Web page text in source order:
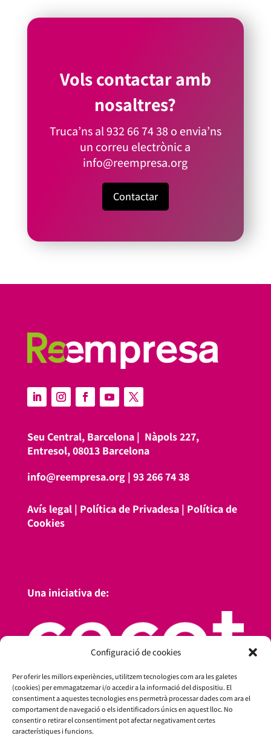
Configuració de cookies
Per oferir les millors experiències, utilitzem tecnologies com ara les galetes
(cookies) per emmagatzemar i/o accedir a la informació del dispositiu. El
consentiment a aquestes tecnologies ens permetrà processar dades com ara el
comportament de navegació o els identificadors únics en aquest lloc. No
consentir o retirar el consentiment pot afectar negativament certes
característiques i funcions.
Vols contactar amb
nosaltres?
Truca’ns al932 66 74 38o envia’ns
un correu electrònic a
info@reempresa.org
Contactar
Seu Central, Barcelona | Nàpols 227,
Entresol, 08013 Barcelona
info@reempresa.org| 93 266 74 38
Avís legal| Política de Privadesa| Política de
Cookies
Una iniciativa de: